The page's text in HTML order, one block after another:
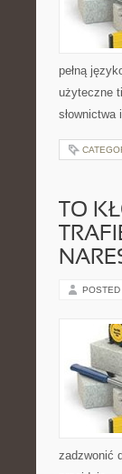
pełną
użyteczne
TO
POSTED
zadzwonić